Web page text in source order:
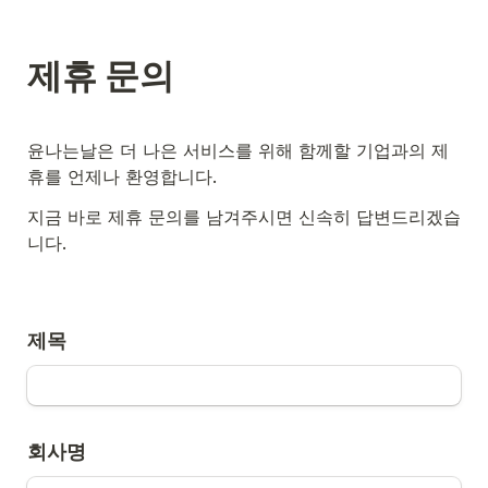
제휴 문의
윤나는날은 더 나은 서비스를 위해 함께할 기업과의 제
휴를 언제나 환영합니다.
지금 바로 제휴 문의를 남겨주시면 신속히 답변드리겠습
니다.
제목
회사명